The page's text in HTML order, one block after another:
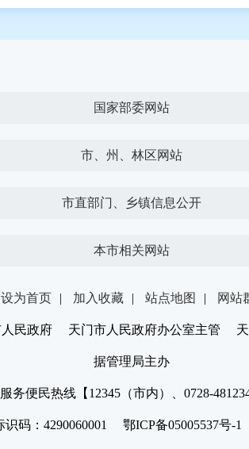
国家部委网站
市、州、林区网站
市直部门、乡镇信息公开
本市相关网站
设为首页 | 加入收藏 | 站点地图 | 网站
人民政府 天门市人民政府办公室主管 天
据管理局主办
务便民热线【12345（市内）、0728-
识码：4290060001 鄂ICP备05005537号